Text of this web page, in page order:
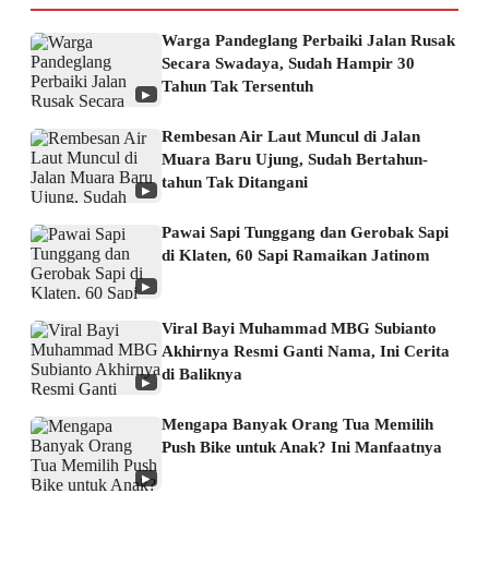
▶
Warga Pandeglang Perbaiki Jalan Rusak
Secara Swadaya, Sudah Hampir 30
Tahun Tak Tersentuh
▶
Rembesan Air Laut Muncul di Jalan
Muara Baru Ujung, Sudah Bertahun-
tahun Tak Ditangani
▶
Pawai Sapi Tunggang dan Gerobak Sapi
di Klaten, 60 Sapi Ramaikan Jatinom
▶
Viral Bayi Muhammad MBG Subianto
Akhirnya Resmi Ganti Nama, Ini Cerita
di Baliknya
▶
Mengapa Banyak Orang Tua Memilih
Push Bike untuk Anak? Ini Manfaatnya